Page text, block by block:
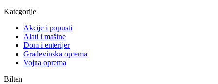
Kategorije
Akcije i popusti
Alati i mašine
Dom i enterijer
Građevinska oprema
Vojna oprema
Bilten